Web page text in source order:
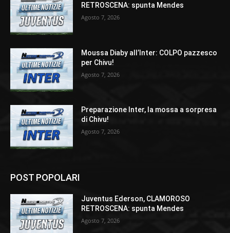
RETROSCENA: spunta Mendes
Agosto 7, 2026
Moussa Diaby all’Inter: COLPO pazzesco
per Chivu!
Agosto 7, 2026
Preparazione Inter, la mossa a sorpresa
di Chivu!
Agosto 7, 2026
POST POPOLARI
Juventus Ederson, CLAMOROSO
RETROSCENA: spunta Mendes
Agosto 7, 2026